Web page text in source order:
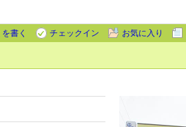
書く
チェックイン お気に入り